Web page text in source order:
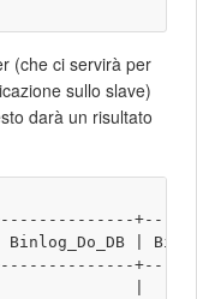
(che ci servirà per
sullo slave)
darà un risultato
|
|              |